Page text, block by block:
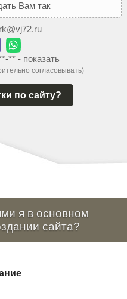
ать Вам тако
** - показать
согласовывать)
по сайту?
я в основном
сайта?